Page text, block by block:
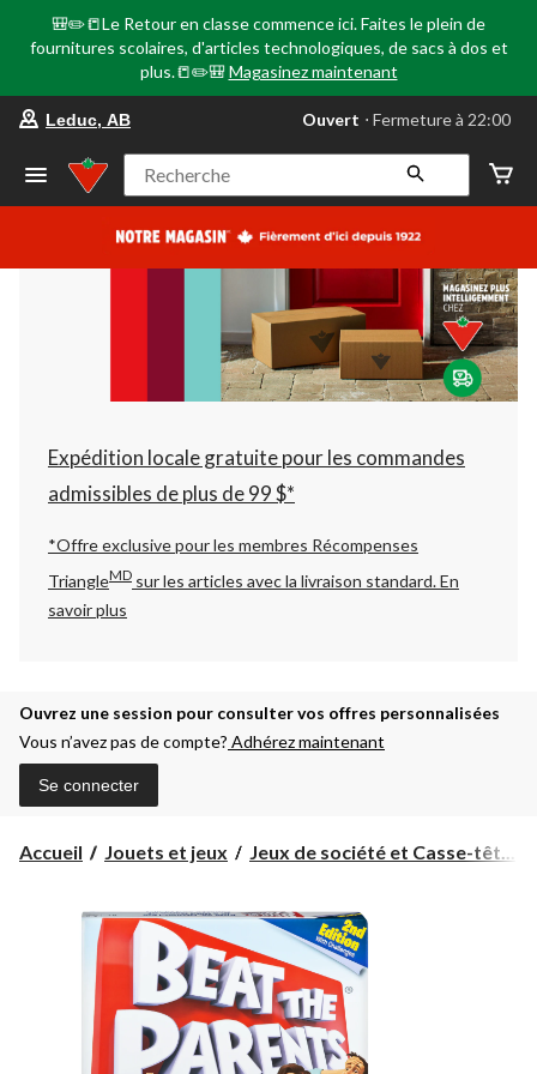
🎒✏️📒Le Retour en classe commence ici. Faites le plein de
fournitures scolaires, d'articles technologiques, de sacs à dos et
plus.📒✏️🎒 Magasinez maintenant
votre
préféré
Leduc,
AB,
courament
Fermeture
à
22:00
cliquer
pour
changer
Leduc, AB Ouvert ⋅ Fermeture à 22:00
Recherche
Expédition locale gratuite pour les commandes
admissibles de plus de 99 $*
*Offre exclusive pour les membres Récompenses
TriangleMD sur les articles avec la livraison standard.En
savoir plus
Ouvrez une session pour consulter vos offres personnalisées
Vous n’avez pas de compte? Adhérez maintenant
Se connecter
Accueil Jouets et jeux Jeux de société et Casse-têt...